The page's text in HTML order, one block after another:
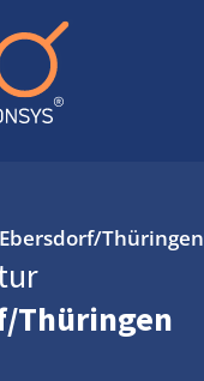
Ebersdorf/Thüringen
Thüringen